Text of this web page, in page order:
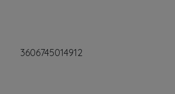
3606745014912